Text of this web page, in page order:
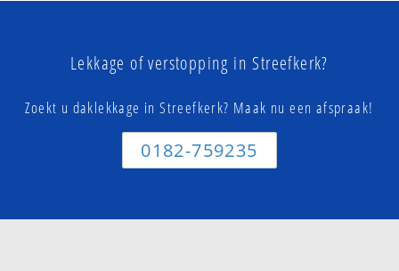
Lekkage of verstopping in Streefkerk?
Zoekt u daklekkage in Streefkerk? Maak nu een afspraak!
0182-759235